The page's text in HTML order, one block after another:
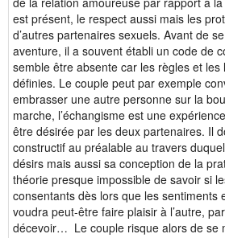
est présent, le respect aussi mais les
d’autres partenaires sexuels. Avant de
aventure, il a souvent établi un code de
semble être absente car les règles et les
définies. Le couple peut par exemple
embrasser une autre personne sur la
marche, l’échangisme est une
être désirée par les deux partenaires. Il
constructif au préalable au travers
désirs mais aussi sa conception de la
théorie presque impossible de savoir si
consentants dès lors que les sentiments
voudra peut-être faire plaisir à l’autre,
décevoir… Le couple risque alors de se